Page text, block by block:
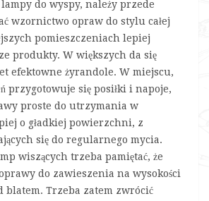
do wyspy, należy przede
wzornictwo opraw do stylu całej
pomieszczeniach lepiej
produkty. W większych da się
efektowne żyrandole. W miejscu,
przygotowuje się posiłki i napoje,
proste do utrzymania w
o gładkiej powierzchni, z
się do regularnego mycia.
wiszących trzeba pamiętać, że
do zawieszenia na wysokości
blatem. Trzeba zatem zwrócić